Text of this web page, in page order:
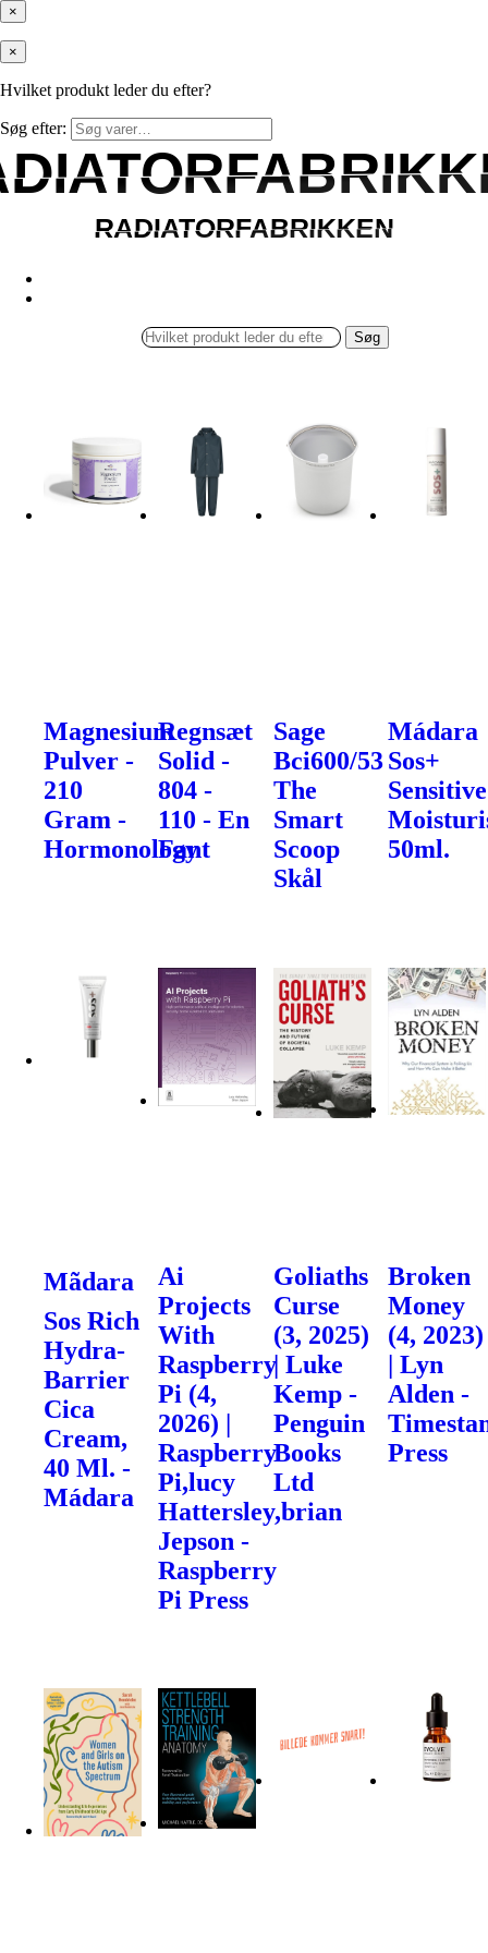
×
×
Hvilket produkt leder du efter?
Søg efter:
RADIATORFABRIKKEN
RADIATORFABRIKKEN
Søg
Magnesium
Pulver -
210
Gram -
Hormonology
Regnsæt
Solid -
804 -
110 - En
Fant
Sage
Bci600/53
The
Smart
Scoop
Skål
Mádara
Sos+
Sensitive
50ml.
Mãdara
Sos Rich
Hydra-
Barrier
Cica
Cream,
40 Ml. -
Mádara
Ai
Projects
With
Raspberry
Pi (4,
2026) |
Raspberry
Pi,lucy
Hattersley,brian
Jepson -
Raspberry
Pi Press
Goliaths
Curse
(3, 2025)
| Luke
Kemp -
Penguin
Books
Ltd
Broken
Money
(4, 2023)
| Lyn
Alden -
Press